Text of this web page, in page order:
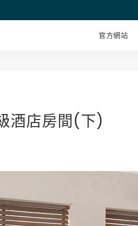
官方網站
酒店房間(下)